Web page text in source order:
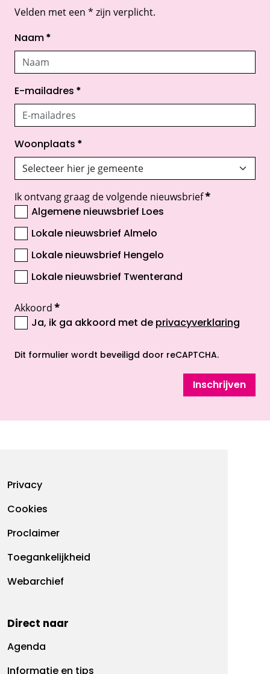
Velden met een * zijn verplicht.
Naam *
E-mailadres *
Woonplaats *
Ik ontvang graag de volgende nieuwsbrief*
Algemene nieuwsbrief Loes
Lokale nieuwsbrief Almelo
Lokale nieuwsbrief Hengelo
Lokale nieuwsbrief Twenterand
Akkoord*
Ja, ik ga akkoord met de privacyverklaring
Dit formulier wordt beveiligd door reCAPTCHA.
Inschrijven
Footermenu
Privacy
Cookies
Proclaimer
Toegankelijkheid
Webarchief
Direct naar
Agenda
Informatie en tips